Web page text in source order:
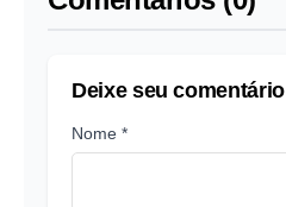
Deixe seu comentário
Nome *